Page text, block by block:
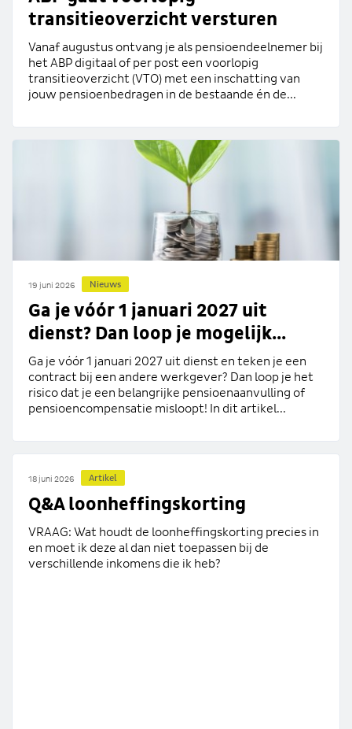
transitieoverzicht versturen
Vanaf augustus ontvang je als pensioendeelnemer bij
het ABP digitaal of per post een voorlopig
transitieoverzicht (VTO) met een inschatting van
jouw pensioenbedragen in de bestaande én de...
19 juni 2026 Nieuws
Ga je vóór 1 januari 2027 uit
dienst? Dan loop je mogelijk...
Ga je vóór 1 januari 2027 uit dienst en teken je een
contract bij een andere werkgever? Dan loop je het
risico dat je een belangrijke pensioenaanvulling of
pensioencompensatie misloopt! In dit artikel...
18 juni 2026 Artikel
Q&A loonheffingskorting
VRAAG: Wat houdt de loonheffingskorting precies in
en moet ik deze al dan niet toepassen bij de
verschillende inkomens die ik heb?